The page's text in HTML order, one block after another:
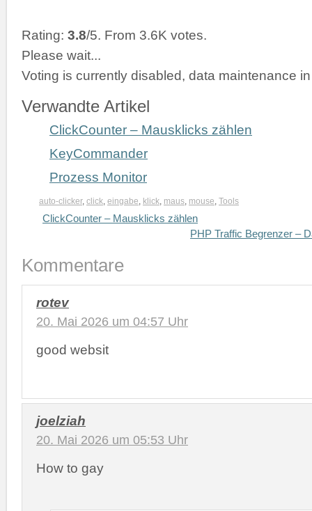
Rating: 3.8/5. From 3.6K votes.
Please wait...
Voting is currently disabled, data maintenance
Verwandte Artikel
ClickCounter – Mausklicks zählen
KeyCommander
Prozess Monitor
auto-clicker, click, eingabe, klick, maus, mouse, Tools
ClickCounter – Mausklicks zählen
PHP Traffic Begrenzer –
Kommentare
rotev
20. Mai 2026 um 04:57 Uhr
good websit
joelziah
20. Mai 2026 um 05:53 Uhr
How to gay